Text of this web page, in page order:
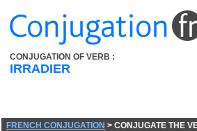
CONJUGATION OF VERB :
IRRADIER
FRENCH CONJUGATION > CONJUGATE THE